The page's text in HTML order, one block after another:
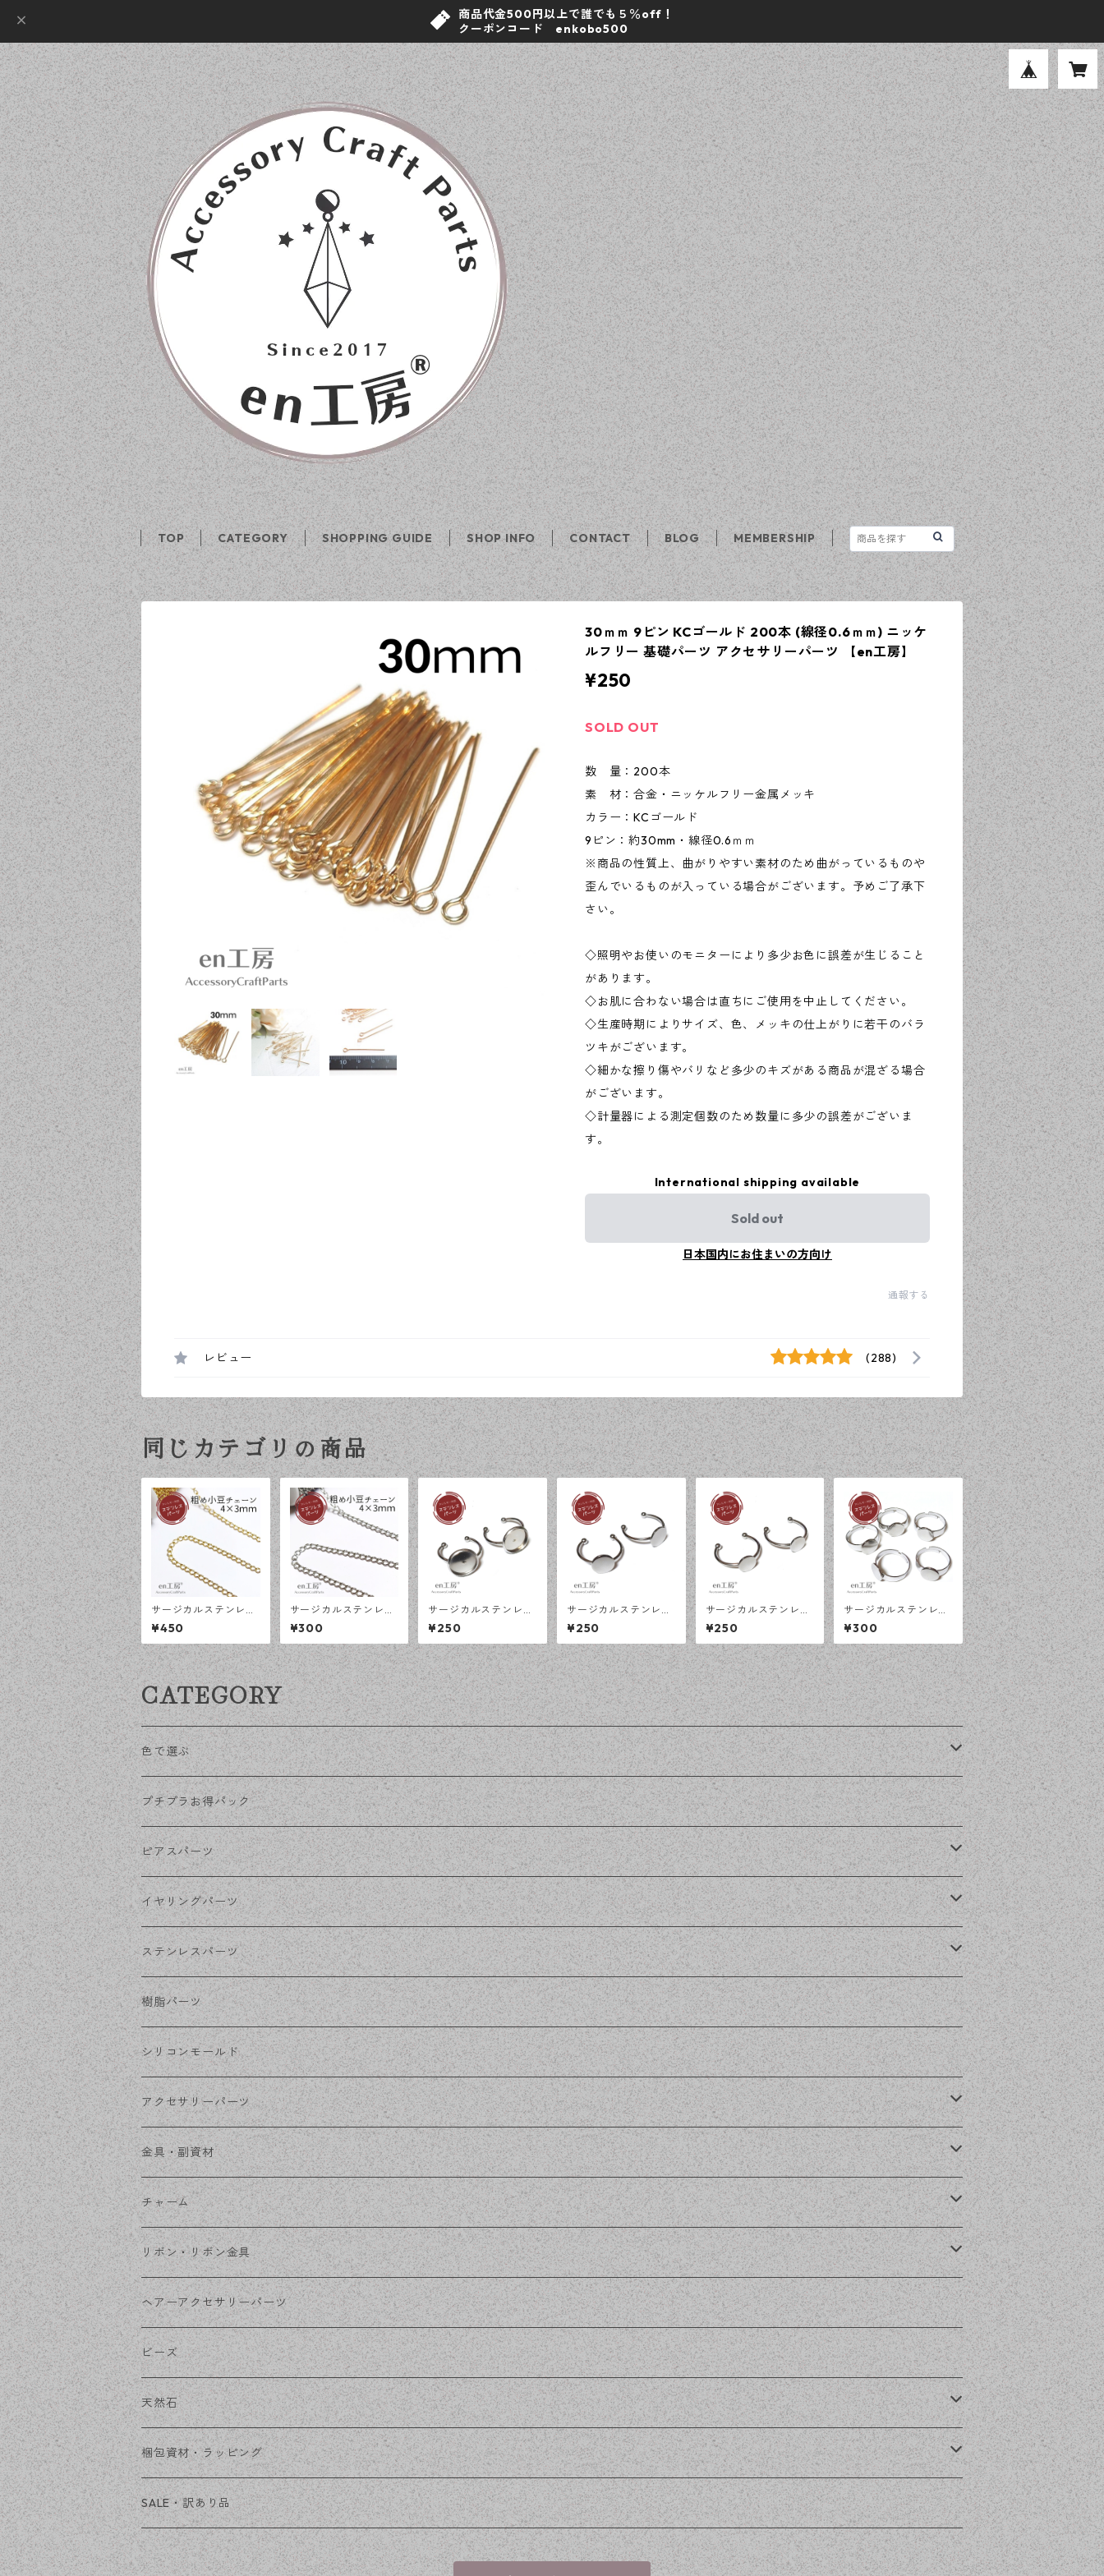
商品代金500円以上で誰でも５％off！
クーポンコード enkobo500
TOP CATEGORY SHOPPING GUIDE SHOP INFO CONTACT BLOG MEMBERSHIP
30ｍｍ 9ピン KCゴールド 200本 (線径0.6ｍｍ) ニッケ
ルフリー 基礎パーツ アクセサリーパーツ 【en工房】
¥250
SOLD OUT
数 量：200本
素 材：合金・ニッケルフリー金属メッキ
カラー：KCゴールド
9ピン：約30mm・線径0.6ｍｍ
※商品の性質上、曲がりやすい素材のため曲がっているものや
歪んでいるものが入っている場合がございます。予めご了承下
さい。
◇照明やお使いのモニターにより多少お色に誤差が生じること
があります。
◇お肌に合わない場合は直ちにご使用を中止してください。
◇生産時期によりサイズ、色、メッキの仕上がりに若干のバラ
ツキがございます。
◇細かな擦り傷やバリなど多少のキズがある商品が混ざる場合
がございます。
◇計量器による測定個数のため数量に多少の誤差がございま
す。
International shipping available
Sold out
日本国内にお住まいの方向け
通報する
レビュー (288)
同じカテゴリの商品
サージカルステンレス
荒め小豆チェーン 4×3
ｍｍ ゴールド 50cm
アジャスターチェーン
アレルギー対応 ハンド
メイド資材 【en工
房】
¥450
サージカルステンレス
荒め小豆チェーン 4×3
ｍｍ シルバー 50cm
アジャスターチェーン
アレルギー対応 ハンド
メイド資材 【en工
房】
¥300
サージカルステンレス
12ｍｍ ミール皿 オー
プンリング台 シルバー
2個 アレルギー対応 ア
クセサリーパーツ ハン
ドメイド資材 【en工
房】
¥250
サージカルステンレス
10ｍｍ 平皿 オープン
リング台 シルバー 2個
アレルギー対応 アクセ
サリーパーツ ハンドメ
イド資材 【en工房】
¥250
サージカルステンレス
8ｍｍ 平皿 オープンリ
ング台 シルバー 2個
アレルギー対応 アクセ
サリーパーツ ハンドメ
イド資材 【en工房】
¥250
サージカルステンレス
10ｍｍ 平皿 フリーサ
イズ リング台 シルバ
ー 5個 アレルギー対応
アクセサリーパーツ ハ
ンドメイド資材 【en
工房】
¥300
CATEGORY
色で選ぶ
KCゴールド
ゴールド
シルバー
ホワイトシルバー
ステンレス・シルバー
ステンレス・ゴールド
プチプラお得パック
ピアスパーツ
ポストピアス
フックピアス
その他ピアス
イヤリングパーツ
ネジばねイヤリング
クリップイヤリング
ノンホールピアス
ステンレスパーツ
ステンレスピアス
ステンレスイヤリング
ステンレスチェーン
ステンレス金具
樹脂パーツ
シリコンモールド
アクセサリーパーツ
デザイン丸カン
フレーム
コネクター
その他
金具・副資材
丸カン
ピン類
花座・ビーズキャップ
チェーン
その他
チャーム
金属
アクリル・プラ
ファーボール
リボン・リボン金具
リボン
リボン金具
ヘアーアクセサリーパーツ
ビーズ
天然石
穴あき
穴なし
梱包資材・ラッピング
発送ボックス
アクセサリー台紙
SALE・訳あり品